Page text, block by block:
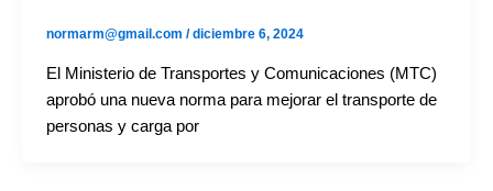
normarm@gmail.com /diciembre 6, 2024
El Ministerio de Transportes y Comunicaciones (MTC)
aprobó una nueva norma para mejorar el transporte de
personas y carga por